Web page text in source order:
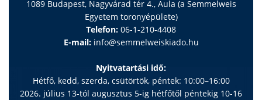
1089 Budapest, Nagyvárad tér 4., Aula (a Semmelweis
Egyetem toronyépülete)
Telefon: 06-1-210-4408
E-mail: info@semmelweiskiado.hu
Nyitvatartási idő:
Hétfő, kedd, szerda, csütörtök, péntek: 10:00–16:00
2026. július 13-tól augusztus 5-ig hétfőtől péntekig 10-16